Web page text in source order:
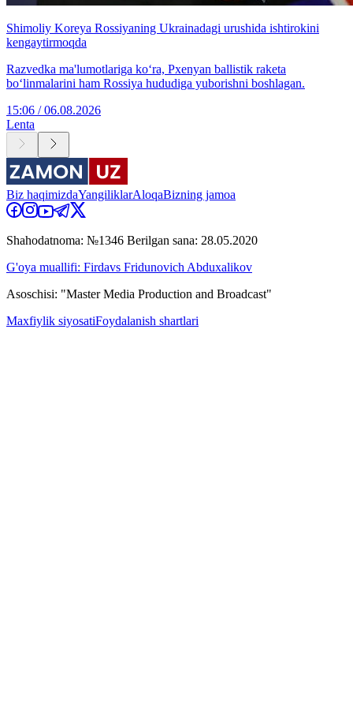
Shimoliy Koreya Rossiyaning Ukrainadagi urushida ishtirokini
kengaytirmoqda
Razvedka ma'lumotlariga ko‘ra, Pxenyan ballistik raketa
bo‘linmalarini ham Rossiya hududiga yuborishni boshlagan.
15:06 / 06.08.2026
Lenta
Biz haqimizdaYangiliklarAloqaBizning jamoa
Shahodatnoma: №1346 Berilgan sana: 28.05.2020
G'oya muallifi: Firdavs Fridunovich Abduxalikov
Asoschisi: "Master Media Production and Broadcast"
Maxfiylik siyosatiFoydalanish shartlari